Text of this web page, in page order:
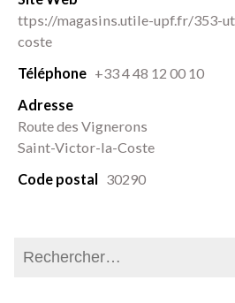
ttps://magasins.utile-upf.fr/353-
coste
Téléphone +33 4 48 12 00 10
Adresse
Route des Vignerons
Saint-Victor-la-Coste
Code postal 30290